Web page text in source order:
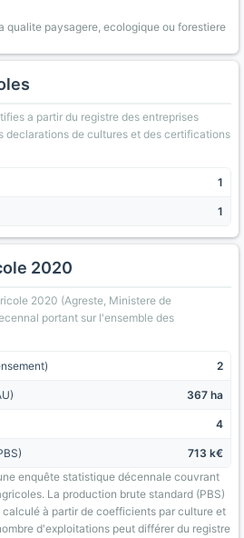
qualite paysagere, ecologique ou forestiere
a partir du registre des entreprises
declarations de cultures et des certifications
1
1
2020
2020 (Agreste, Ministere de
portant sur l'ensemble des
2
367 ha
4
713 k€
enquête statistique décennale couvrant
La production brute standard (PBS)
à partir de coefficients par culture et
d'exploitations peut différer du registre